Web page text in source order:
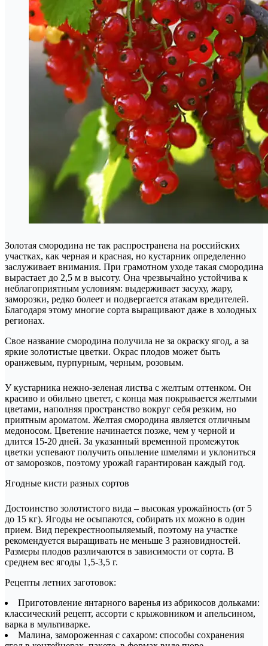
Золотая смородина не так распространена на российских
участках, как черная и красная, но кустарник определенно
заслуживает внимания. При грамотном уходе такая смородина
вырастает до 2,5 м в высоту. Она чрезвычайно устойчива к
неблагоприятным условиям: выдерживает засуху, жару,
заморозки, редко болеет и подвергается атакам вредителей.
Благодаря этому многие сорта выращивают даже в холодных
регионах.
Свое название смородина получила не за окраску ягод, а за
яркие золотистые цветки. Окрас плодов может быть
оранжевым, пурпурным, черным, розовым.
У кустарника нежно-зеленая листва с желтым оттенком. Он
красиво и обильно цветет, с конца мая покрывается желтыми
цветами, наполняя пространство вокруг себя резким, но
приятным ароматом. Желтая смородина является отличным
медоносом. Цветение начинается позже, чем у черной и
длится 15-20 дней. За указанный временной промежуток
цветки успевают получить опыление шмелями и уклониться
от заморозков, поэтому урожай гарантирован каждый год.
Ягодные кисти разных сортов
Достоинство золотистого вида – высокая урожайность (от 5
до 15 кг). Ягоды не осыпаются, собирать их можно в один
прием. Вид перекрестноопыляемый, поэтому на участке
рекомендуется выращивать не меньше 3 разновидностей.
Размеры плодов различаются в зависимости от сорта. В
среднем вес ягоды 1,5-3,5 г.
Рецепты летних заготовок:
Приготовление янтарного варенья из абрикосов дольками:
классический рецепт, ассорти с крыжовником и апельсином,
варка в мультиварке.
Малина, замороженная с сахаром: способы сохранения